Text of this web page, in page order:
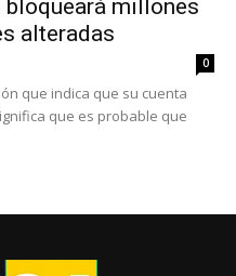
millones
alteradas
0
que indica que su cuenta
que es probable que